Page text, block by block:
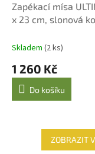
Zapékací mísa
x 23 cm, slonová
Skladem (2 ks)
1 260 Kč
Do košíku
ZOBRAZIT